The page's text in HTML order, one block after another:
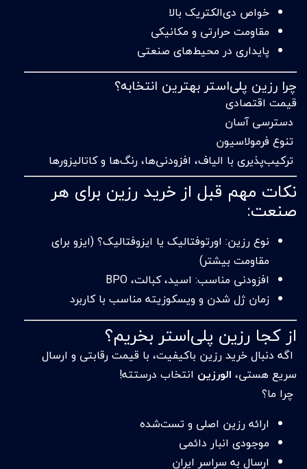
خواص دی‌الکتریک بالا
مقاومت حرارتی و مکانیکی
پایداری در محیط‌های صنعتی
چرا رزین پلی‌استر بهترین انتخابه؟
قیمت اقتصادی
دسترسی آسان
تنوع فرمولاسیون
ترکیب‌پذیری با الیاف، افزودنی‌ها، رنگ‌ها و کاتالیزورها
نکات مهم قبل از خرید رزین برای هر
صنعت:
نوع رزین: اورتوفتالیک یا ایزوفتالیک؟ (ایزو برای
مقاومت بیشتر)
افزودنی مناسب: اسید، کبالت، BPO
زمان ژل شدن و ویسکوزیته مناسب با کاربرد
از کجا رزین پلی‌استر بخریم؟
اگه دنبال خرید رزین باکیفیت، با قیمت رقابتی و ارسال
سریع هستی، الورزین انتخاب درستته!
چرا ما؟
ارائه رزین اصلی و تست‌شده
موجودی انبار دائمی
ارسال به سراسر ایران